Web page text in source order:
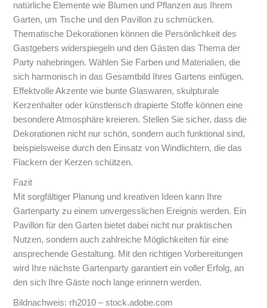
natürliche Elemente wie Blumen und Pflanzen aus Ihrem
Garten, um Tische und den Pavillon zu schmücken.
Thematische Dekorationen können die Persönlichkeit des
Gastgebers widerspiegeln und den Gästen das Thema der
Party nahebringen. Wählen Sie Farben und Materialien, die
sich harmonisch in das Gesamtbild Ihres Gartens einfügen.
Effektvolle Akzente wie bunte Glaswaren, skulpturale
Kerzenhalter oder künstlerisch drapierte Stoffe können eine
besondere Atmosphäre kreieren. Stellen Sie sicher, dass die
Dekorationen nicht nur schön, sondern auch funktional sind,
beispielsweise durch den Einsatz von Windlichtern, die das
Flackern der Kerzen schützen.
Fazit
Mit sorgfältiger Planung und kreativen Ideen kann Ihre
Gartenparty zu einem unvergesslichen Ereignis werden. Ein
Pavillon für den Garten bietet dabei nicht nur praktischen
Nutzen, sondern auch zahlreiche Möglichkeiten für eine
ansprechende Gestaltung. Mit den richtigen Vorbereitungen
wird Ihre nächste Gartenparty garantiert ein voller Erfolg, an
den sich Ihre Gäste noch lange erinnern werden.
Bildnachweis: rh2010 – stock.adobe.com